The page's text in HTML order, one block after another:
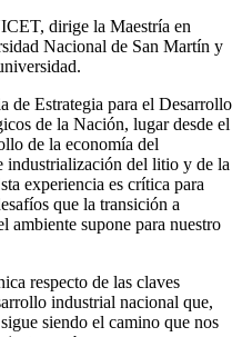
dirige la Maestría en
Nacional de San Martín y
de Estrategia para el Desarrollo
de la Nación, lugar desde el
de la economía del
industrialización del litio y de la
experiencia es crítica para
que la transición a
ambiente supone para nuestro
respecto de las claves
industrial nacional que,
siendo el camino que nos